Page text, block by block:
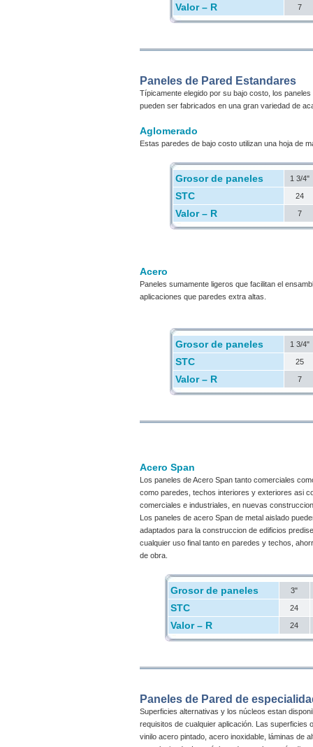
Valor – R 7
Paneles de Pared Estandares
Típicamente elegido por su bajo costo, los
pueden ser fabricados en una gran variedad de
Aglomerado
Estas paredes de bajo costo utilizan una hoja de
Grosor de paneles 1 3/4"
STC 24
Valor – R 7
Acero
Paneles sumamente ligeros que facilitan el
aplicaciones que paredes extra altas.
Grosor de paneles 1 3/4"
STC 25
Valor – R 7
Acero Span
Los paneles de Acero Span tanto comerciales
como paredes, techos interiores y exteriores asi
comerciales e industriales, en nuevas
Los paneles de acero Span de metal aislado
adaptados para la construccion de edificios
cualquier uso final tanto en paredes y techos,
de obra.
Grosor de paneles 3"
STC 24
Valor – R 24
Paneles de Pared de
Superficies alternativas y los núcleos estan
requisitos de cualquier aplicación. Las superficies
vinilo acero pintado, acero inoxidable, láminas de